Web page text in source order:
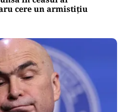
cere un armistițiu